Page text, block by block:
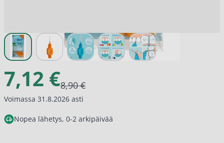
View larger imageView larger image
View larger image
View larger imageView larger image
7,12 €8,90 €
Voimassa 31.8.2026 asti
Nopea lähetys, 0-2 arkipäivää